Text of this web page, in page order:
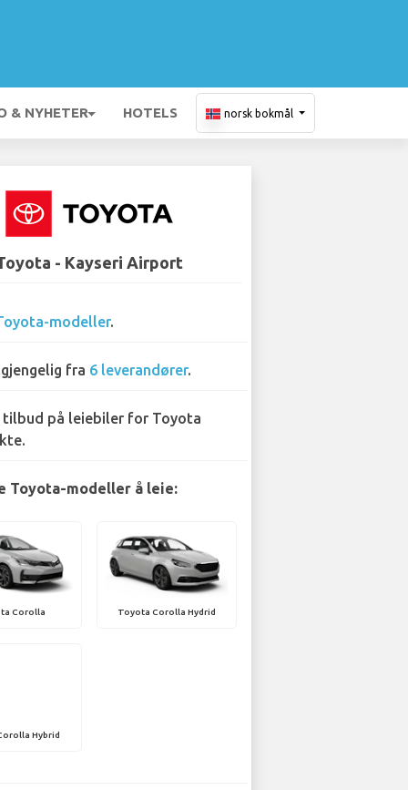
& NYHETER HOTELS norsk bokmål
- Kayseri Airport
modeller.
fra 6 leverandører.
tilbud på leiebiler for Toyota
Toyota-modeller å leie:
Corolla Toyota Corolla Hydrid
Hybrid